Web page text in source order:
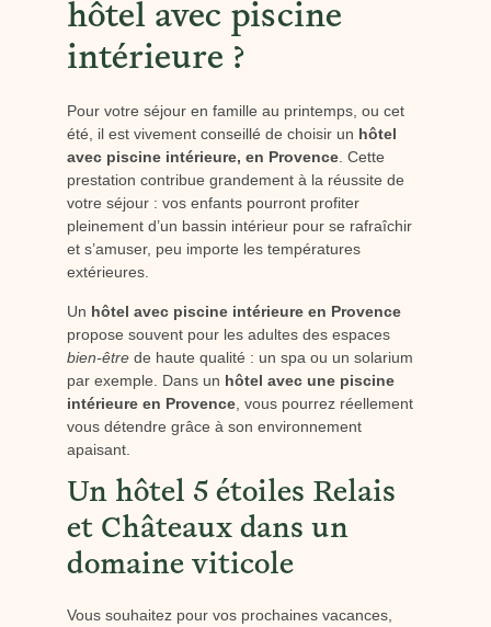
hôtel avec piscine
intérieure ?
Pour votre séjour en famille au printemps, ou cet
été, il est vivement conseillé de choisir un hôtel
avec piscine intérieure, en Provence. Cette
prestation contribue grandement à la réussite de
votre séjour : vos enfants pourront profiter
pleinement d’un bassin intérieur pour se rafraîchir
et s’amuser, peu importe les températures
extérieures.
Un hôtel avec piscine intérieure en Provence
propose souvent pour les adultes des espaces
bien-êtrede haute qualité : un spa ou un solarium
par exemple. Dans un hôtel avec une piscine
intérieure en Provence, vous pourrez réellement
vous détendre grâce à son environnement
apaisant.
Un hôtel 5 étoiles Relais
et Châteaux dans un
domaine viticole
Vous souhaitez pour vos prochaines vacances,